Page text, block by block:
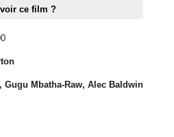
ce film ?
Gugu Mbatha-Raw, Alec Baldwin